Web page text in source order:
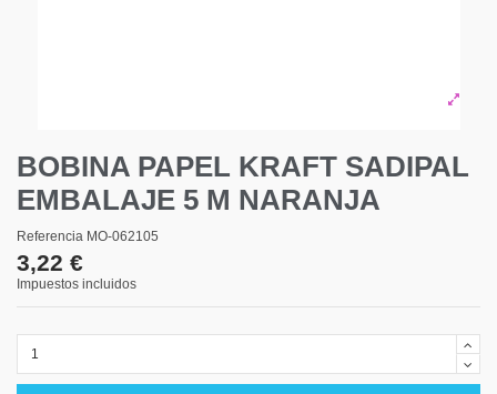
BOBINA PAPEL KRAFT SADIPAL
EMBALAJE 5 M NARANJA
Referencia MO-062105
3,22 €
Impuestos incluidos